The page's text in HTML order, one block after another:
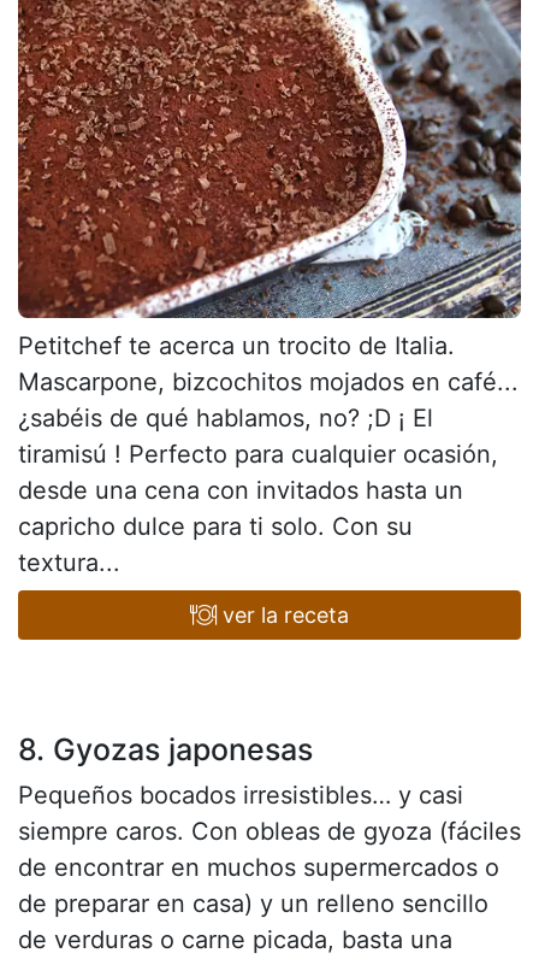
Petitchef te acerca un trocito de Italia.
Mascarpone, bizcochitos mojados en café...
¿sabéis de qué hablamos, no? ;D ¡ El
tiramisú ! Perfecto para cualquier ocasión,
desde una cena con invitados hasta un
capricho dulce para ti solo. Con su
textura...
ver la receta
8. Gyozas japonesas
Pequeños bocados irresistibles… y casi
siempre caros. Con obleas de gyoza (fáciles
de encontrar en muchos supermercados o
de preparar en casa) y un relleno sencillo
de verduras o carne picada, basta una